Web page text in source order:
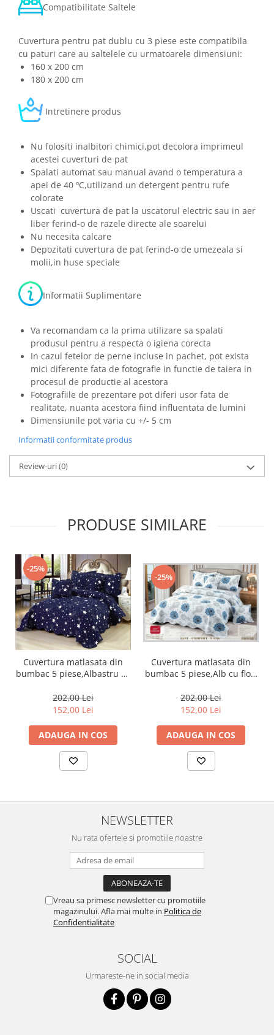
Compatibilitate Saltele
Cuvertura pentru pat dublu cu 3 piese este compatibila
cu paturi care au saltelele cu urmatoarele dimensiuni:
160 x 200 cm
180 x 200 cm
Intretinere produs
Nu folositi inalbitori chimici,pot decolora imprimeul
acestei cuverturi de pat
Spalati automat sau manual avand o temperatura a
apei de 40 ºC,utilizand un detergent pentru rufe
colorate
Uscati cuvertura de pat la uscatorul electric sau in aer
liber ferind-o de razele directe ale soarelui
Nu necesita calcare
Depozitati cuvertura de pat ferind-o de umezeala si
molii,in huse speciale
Informatii Suplimentare
Va recomandam ca la prima utilizare sa spalati
produsul pentru a respecta o igiena corecta
In cazul fetelor de perne incluse in pachet, pot exista
mici diferente fata de fotografie in functie de taiera in
procesul de productie al acestora
Fotografiile de prezentare pot diferi usor fata de
realitate, nuanta acestora fiind influentata de lumini
Dimensiunile pot varia cu +/- 5 cm
Informatii conformitate produs
Review-uri(0)
PRODUSE SIMILARE
-25%
Cuvertura matlasata din
bumbac 5 piese,Albastru cu
202,00 Lei
152,00 Lei
ADAUGA IN COS
-25%
Cuvertura matlasata din
bumbac 5 piese,Alb cu flori
202,00 Lei
152,00 Lei
ADAUGA IN COS
NEWSLETTER
Nu rata ofertele si promotiile noastre
Vreau sa primesc newsletter cu promotiile
magazinului. Afla mai multe in Politica de
Confidentialitate
SOCIAL
Urmareste-ne in social media